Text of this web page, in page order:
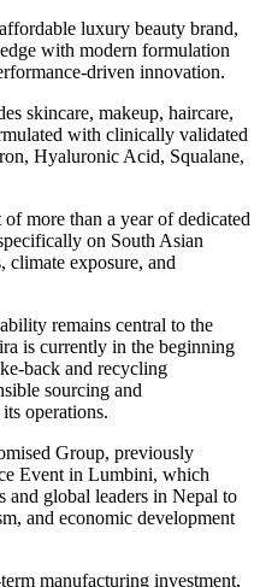
luxury beauty brand,
with modern formulation
driven innovation.
skincare, makeup, haircare,
with clinically validated
Hyaluronic Acid, Squalane,
more than a year of dedicated
on South Asian
climate exposure, and
remains central to the
is currently in the beginning
back and recycling
sourcing and
operations.
Group, previously
Event in Lumbini, which
and global leaders in Nepal to
and economic development
manufacturing investment,